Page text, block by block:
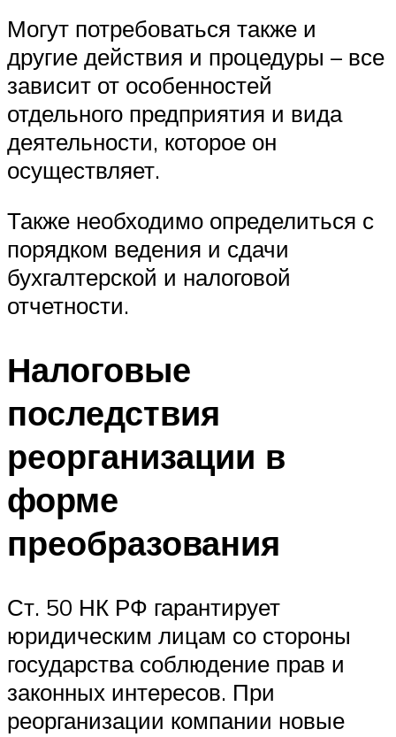
Могут потребоваться также и
другие действия и процедуры – все
зависит от особенностей
отдельного предприятия и вида
деятельности, которое он
осуществляет.
Также необходимо определиться с
порядком ведения и сдачи
бухгалтерской и налоговой
отчетности.
Налоговые
последствия
реорганизации в
форме
преобразования
Ст. 50 НК РФ гарантирует
юридическим лицам со стороны
государства соблюдение прав и
законных интересов. При
реорганизации компании новые